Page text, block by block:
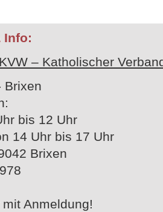
Info:
KVW – Katholischer
Brixen
bis 12 Uhr
14 Uhr bis 17 Uhr
Brixen
Anmeldung!